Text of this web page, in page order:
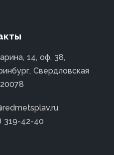
14, оф. 38,
Свердловская
319-42-40